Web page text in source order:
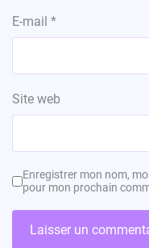
E-mail *
Site web
Enregistrer mon nom,
pour mon prochain